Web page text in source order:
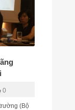
0
(Bộ